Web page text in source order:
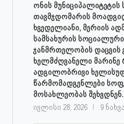
ონის
თავმჯდომარის
ხვედელიანი, მერიის
სამსახურის
ჯანმრთელობის დაცვის
ხელმძღვანელი მარინე
ადგილობრივი
წარმომადგენლები
მოსახლეობას შეხვდნენ.
ივლისი 28, 2026 9 ნახვა